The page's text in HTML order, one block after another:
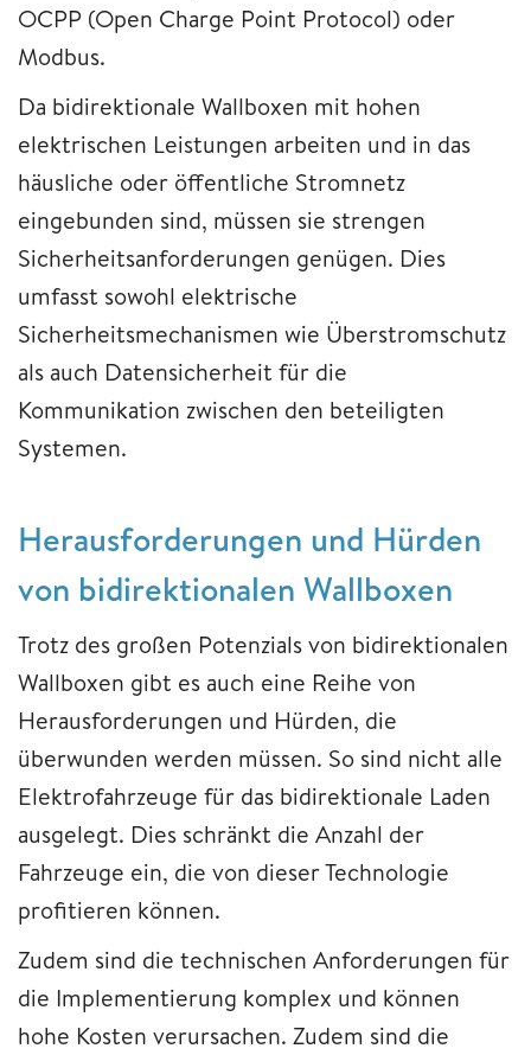
OCPP (Open Charge Point Protocol) oder
Modbus.
Da bidirektionale Wallboxen mit hohen
elektrischen Leistungen arbeiten und in das
häusliche oder öffentliche Stromnetz
eingebunden sind, müssen sie strengen
Sicherheitsanforderungen genügen. Dies
umfasst sowohl elektrische
Sicherheitsmechanismen wie Überstromschutz
als auch Datensicherheit für die
Kommunikation zwischen den beteiligten
Systemen.
Herausforderungen und Hürden
von bidirektionalen Wallboxen
Trotz des großen Potenzials von bidirektionalen
Wallboxen gibt es auch eine Reihe von
Herausforderungen und Hürden, die
überwunden werden müssen. So sind nicht alle
Elektrofahrzeuge für das bidirektionale Laden
ausgelegt. Dies schränkt die Anzahl der
Fahrzeuge ein, die von dieser Technologie
profitieren können.
Zudem sind die technischen Anforderungen für
die Implementierung komplex und können
hohe Kosten verursachen. Zudem sind die